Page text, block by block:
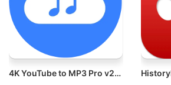
4K YouTube to MP3 Pro v26.2.1 Mac一键将YouTube转换为MP3破解版